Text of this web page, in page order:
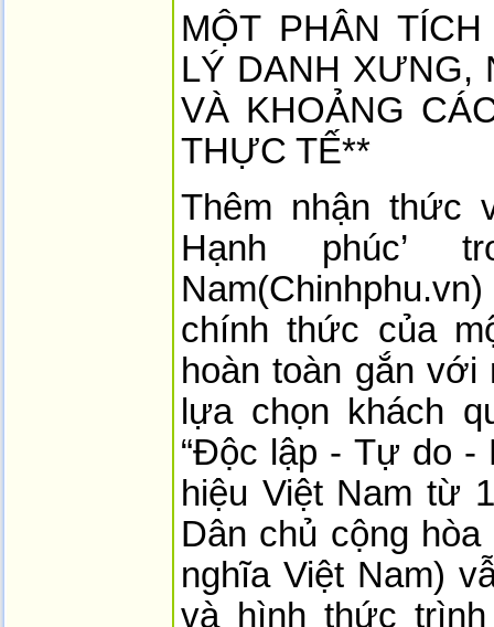
MỘT PHÂN
LÝ DANH XƯNG,
VÀ KHOẢNG
THỰC TẾ**
Thêm nhận thức
Hạnh phúc’
chính thức của
hoàn toàn gắn
lựa chọn khách
“Độc lập - Tự do -
hiệu Việt Nam từ
Dân chủ cộng
nghĩa Việt Nam)
và hình thức